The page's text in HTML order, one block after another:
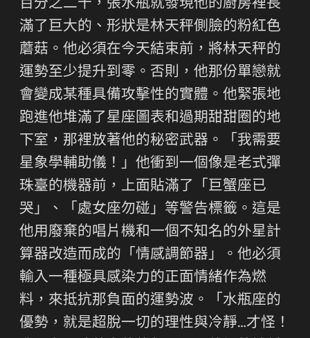
百分之二十，張水瓶就發現他的廚房裡長
滿了巨大的、形狀是林天秤側臉的粉紅色
蘑菇。他必須在今天結束前，將林天秤的
運勢至少提升到零。否則，他那份單戀就
會變成某種具備攻擊性的實體。他緊張地
跑進他堆滿了星座圖表和過期甜甜圈的地
下室，那裡放著他的秘密武器。「我需要
星象學輔助儀！」他衝到一個像是老式彈
珠臺的機器前，上面貼滿了「巨蟹座已
哭」、「處女座勿碰」等警告標籤。這是
他用廢棄的唱片機和一個不知名的外星計
算器改造而成的「情感調節器」。他必須
輸入一種極具感染力的正面情緒作為燃
料，來抵抗那負面的運勢波。「水瓶座的
優勢，就是超脫一切的理性與冷靜…才怪！